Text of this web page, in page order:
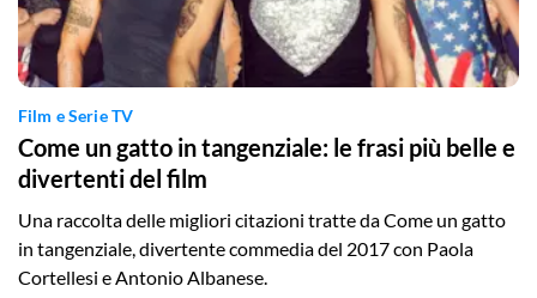
Film e Serie TV
Come un gatto in tangenziale: le frasi più belle e
divertenti del film
Una raccolta delle migliori citazioni tratte da Come un gatto
in tangenziale, divertente commedia del 2017 con Paola
Cortellesi e Antonio Albanese.